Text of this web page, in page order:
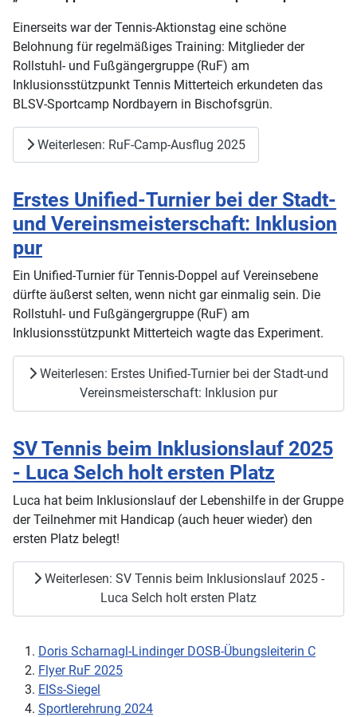
Einerseits war der Tennis-Aktionstag eine schöne
Belohnung für regelmäßiges Training: Mitglieder der
Rollstuhl- und Fußgängergruppe (RuF) am
Inklusionsstützpunkt Tennis Mitterteich erkundeten das
BLSV-Sportcamp Nordbayern in Bischofsgrün.
Weiterlesen: RuF-Camp-Ausflug 2025
Erstes Unified-Turnier bei der Stadt-
und Vereinsmeisterschaft: Inklusion
pur
Ein Unified-Turnier für Tennis-Doppel auf Vereinsebene
dürfte äußerst selten, wenn nicht gar einmalig sein. Die
Rollstuhl- und Fußgängergruppe (RuF) am
Inklusionsstützpunkt Mitterteich wagte das Experiment.
Weiterlesen: Erstes Unified-Turnier bei der Stadt-und
Vereinsmeisterschaft: Inklusion pur
SV Tennis beim Inklusionslauf 2025
- Luca Selch holt ersten Platz
Luca hat beim Inklusionslauf der Lebenshilfe in der Gruppe
der Teilnehmer mit Handicap (auch heuer wieder) den
ersten Platz belegt!
Weiterlesen: SV Tennis beim Inklusionslauf 2025 -
Luca Selch holt ersten Platz
Doris Scharnagl-Lindinger DOSB-Übungsleiterin C
Flyer RuF 2025
EISs-Siegel
Sportlerehrung 2024